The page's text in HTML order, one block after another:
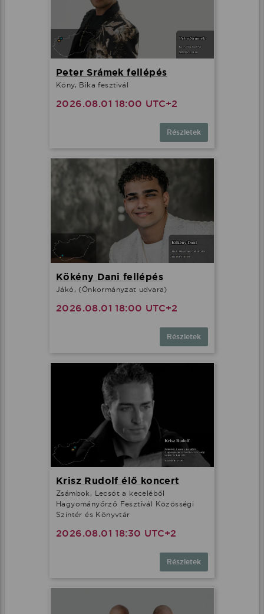
Peter Srámek fellépés
Kóny, Bika fesztivál
2026.08.01 18:00 UTC+2
Részletek
Kökény Dani fellépés
Jákó, (Önkormányzat udvara)
2026.08.01 18:00 UTC+2
Részletek
Krisz Rudolf élő koncert
Zsámbok, Lecsót a keceléből
Hagyományőrző Fesztivál Közösségi
Színtér és Könyvtár
2026.08.01 18:30 UTC+2
Részletek